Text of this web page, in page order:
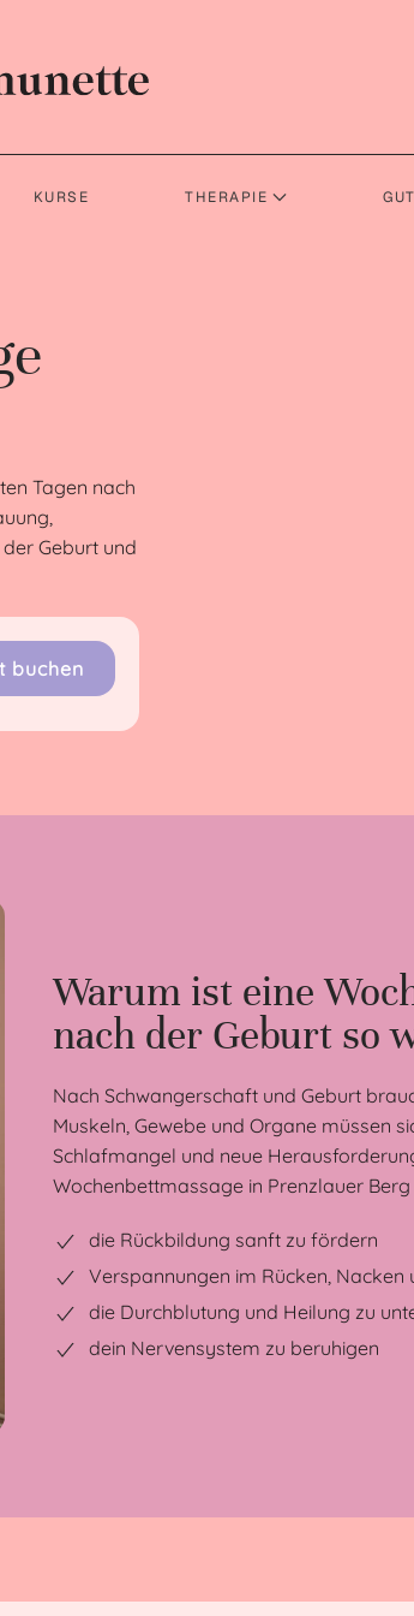
KURSE THERAPIE
Tagen nach
Geburt und
buchen
Warum ist eine
nach der Geburt so
Nach Schwangerschaft und Geburt
Muskeln, Gewebe und Organe müssen
Schlafmangel und neue
Wochenbettmassage in Prenzlauer
die Rückbildung sanft zu fördern
Verspannungen im Rücken, Nacken
die Durchblutung und Heilung zu
dein Nervensystem zu beruhigen